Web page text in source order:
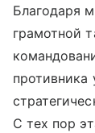
Благодаря
грамотной
противника
С тех пор